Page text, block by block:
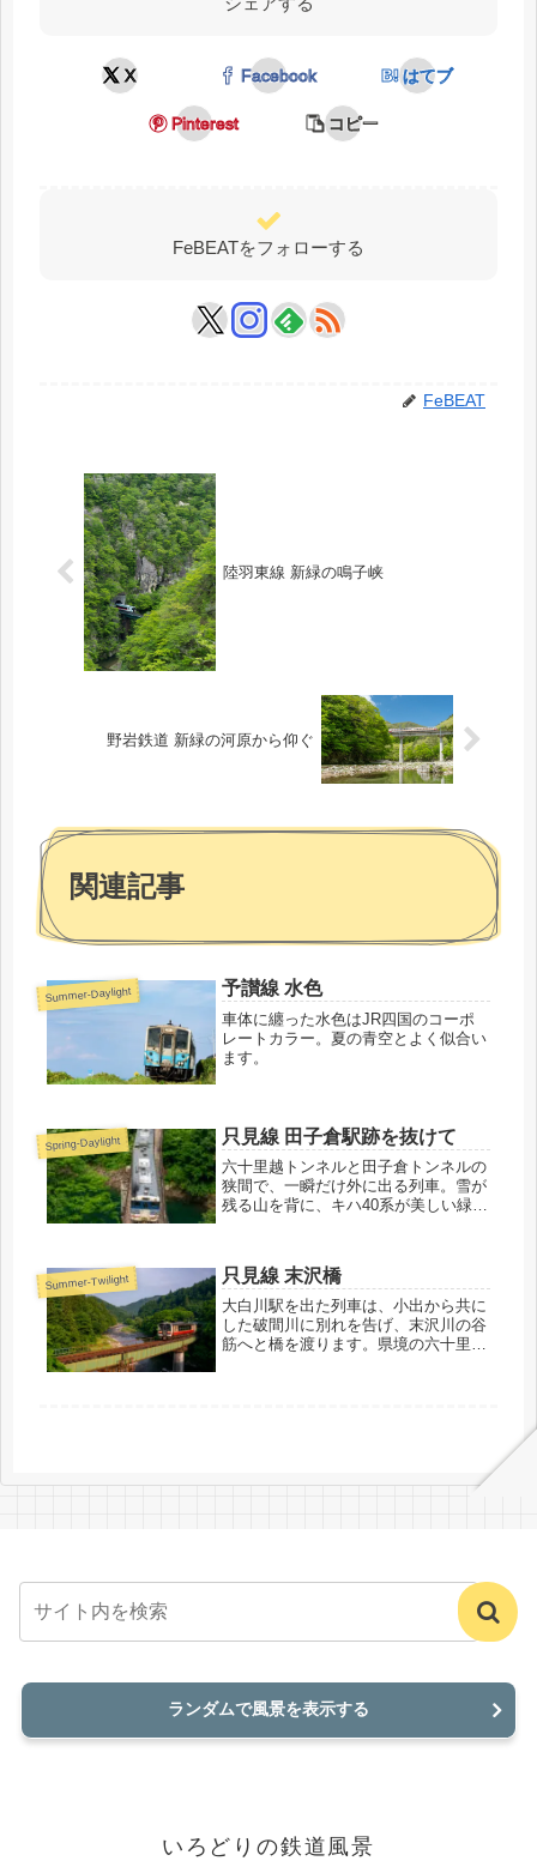
X Facebook はてブ
Pinterest コピー
FeBEATをフォローする
FeBEAT
陸羽東線 新緑の鳴子峡
野岩鉄道 新緑の河原から仰ぐ
関連記事
Summer-Daylight 予讃線 水色
車体に纏った水色はJR四国のコーポ
レートカラー。夏の青空とよく似合い
ます。
Spring-Daylight 只見線 田子倉駅跡を抜けて
六十里越トンネルと田子倉トンネルの
狭間で、一瞬だけ外に出る列車。雪が
残る山を背に、キハ40系が美しい緑の
Summer-Twilight 只見線 末沢橋
大白川駅を出た列車は、小出から共に
した破間川に別れを告げ、末沢川の谷
筋へと橋を渡ります。県境の六十里越
ランダムで風景を表示する
いろどりの鉄道風景